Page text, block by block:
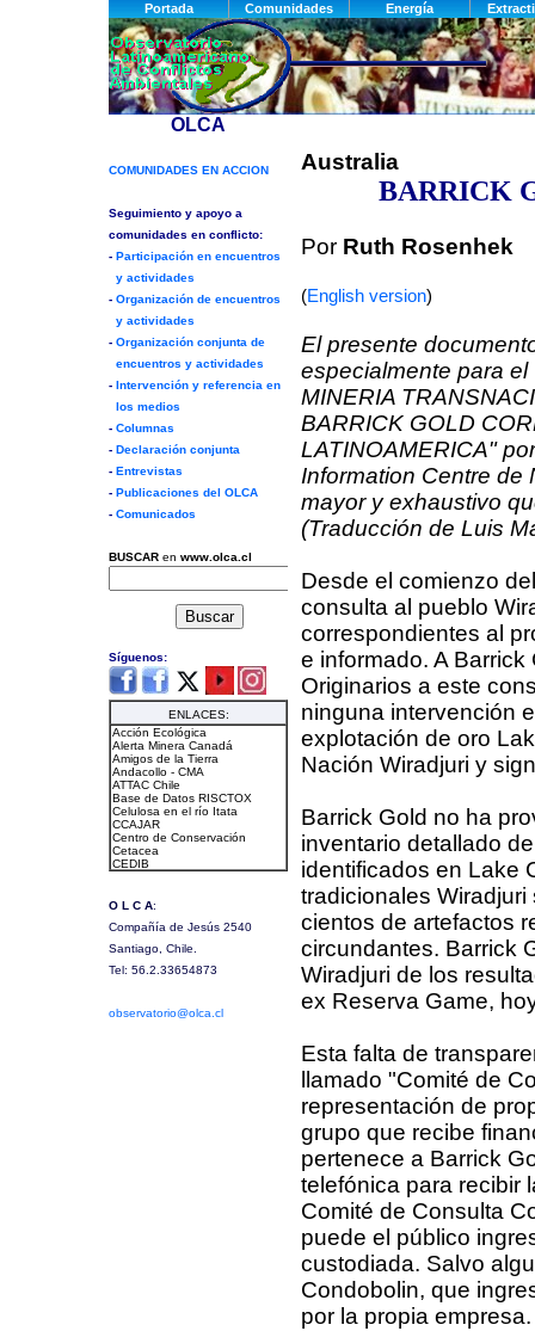
Australia
BARRICK
Por Ruth Rosenhek
(English version)
El presente
especialmente para el
MINERIA
BARRICK GOLD
LATINOAMERICA"
Information Centre de
mayor y exhaustivo
(Traducción de Luis
Desde el comienzo
consulta al pueblo
correspondientes al
e informado. A
Originarios a este
ninguna intervención
explotación de oro
Nación Wiradjuri y
Barrick Gold no ha
inventario detallado
identificados en Lake
tradicionales
cientos de artefactos
circundantes. Barrick
Wiradjuri de los
ex Reserva Game,
Esta falta de
llamado "Comité de
representación de
grupo que recibe
pertenece a Barrick
telefónica para recibir
Comité de Consulta
puede el público
custodiada. Salvo
Condobolin, que
por la propia empresa.